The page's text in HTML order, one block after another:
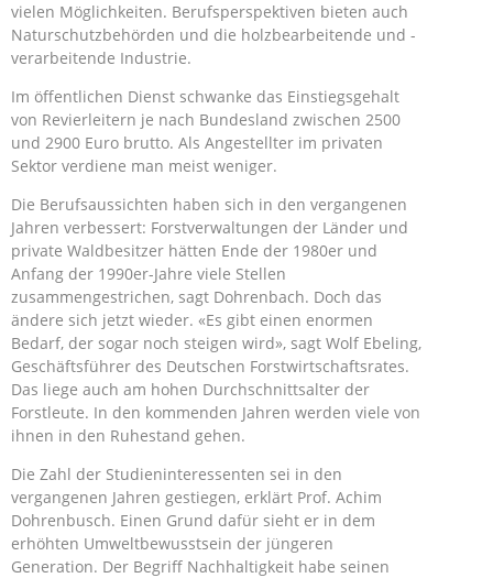
vielen Möglichkeiten. Berufsperspektiven bieten auch
Naturschutzbehörden und die holzbearbeitende und -
verarbeitende Industrie.
Im öffentlichen Dienst schwanke das Einstiegsgehalt
von Revierleitern je nach Bundesland zwischen 2500
und 2900 Euro brutto. Als Angestellter im privaten
Sektor verdiene man meist weniger.
Die Berufsaussichten haben sich in den vergangenen
Jahren verbessert: Forstverwaltungen der Länder und
private Waldbesitzer hätten Ende der 1980er und
Anfang der 1990er-Jahre viele Stellen
zusammengestrichen, sagt Dohrenbach. Doch das
ändere sich jetzt wieder. «Es gibt einen enormen
Bedarf, der sogar noch steigen wird», sagt Wolf Ebeling,
Geschäftsführer des Deutschen Forstwirtschaftsrates.
Das liege auch am hohen Durchschnittsalter der
Forstleute. In den kommenden Jahren werden viele von
ihnen in den Ruhestand gehen.
Die Zahl der Studieninteressenten sei in den
vergangenen Jahren gestiegen, erklärt Prof. Achim
Dohrenbusch. Einen Grund dafür sieht er in dem
erhöhten Umweltbewusstsein der jüngeren
Generation. Der Begriff Nachhaltigkeit habe seinen